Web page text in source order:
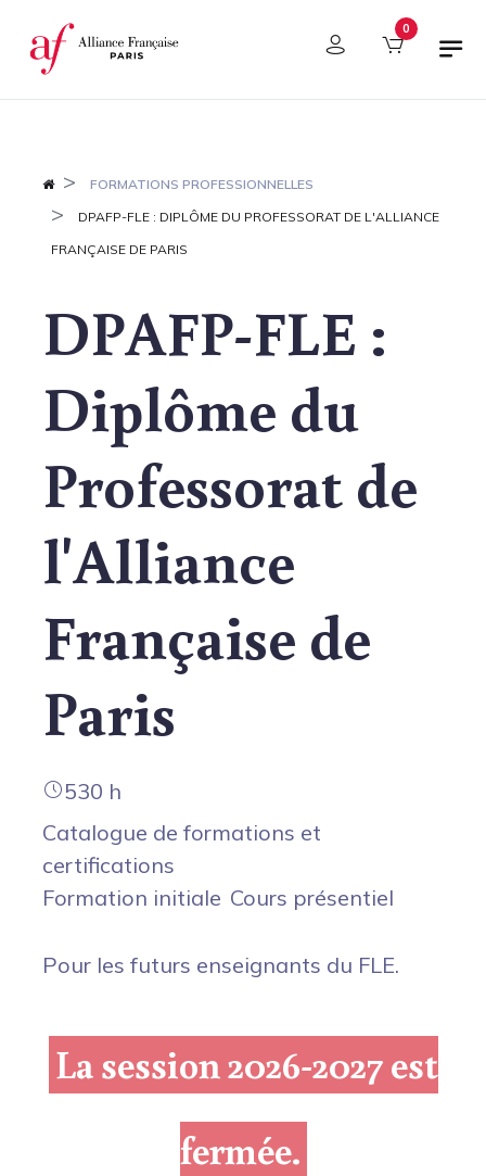
Panneau de gestion des cookies 0
FORMATIONS PROFESSIONNELLES
DPAFP-FLE : DIPLÔME DU PROFESSORAT DE L'ALLIANCE
FRANÇAISE DE PARIS
DPAFP-FLE :
Diplôme du
Professorat de
l'Alliance
Française de
Paris
530 h
Catalogue de formations et
certifications
Formation initiale Cours présentiel
Pour les futurs enseignants du FLE.
La session 2026-2027 est
fermée.